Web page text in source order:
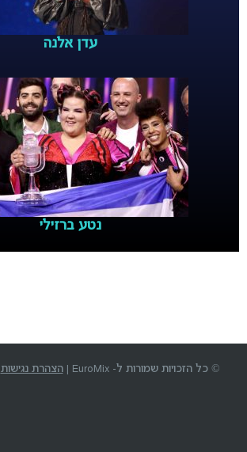
עדן אלנה
נטע ברזילי
© כל הזכויות שמורות ל- EuroMix | הצהרת נגישות